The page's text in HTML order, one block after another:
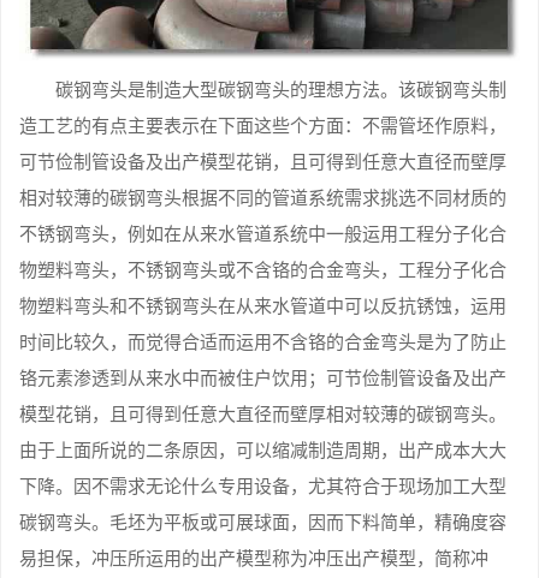
碳钢弯头是制造大型碳钢弯头的理想方法。该碳钢弯头制
造工艺的有点主要表示在下面这些个方面：不需管坯作原料，
可节俭制管设备及出产模型花销，且可得到任意大直径而壁厚
相对较薄的碳钢弯头根据不同的管道系统需求挑选不同材质的
不锈钢弯头，例如在从来水管道系统中一般运用工程分子化合
物塑料弯头，不锈钢弯头或不含铬的合金弯头，工程分子化合
物塑料弯头和不锈钢弯头在从来水管道中可以反抗锈蚀，运用
时间比较久，而觉得合适而运用不含铬的合金弯头是为了防止
铬元素渗透到从来水中而被住户饮用；可节俭制管设备及出产
模型花销，且可得到任意大直径而壁厚相对较薄的碳钢弯头。
由于上面所说的二条原因，可以缩减制造周期，出产成本大大
下降。因不需求无论什么专用设备，尤其符合于现场加工大型
碳钢弯头。毛坯为平板或可展球面，因而下料简单，精确度容
易担保，冲压所运用的出产模型称为冲压出产模型，简称冲